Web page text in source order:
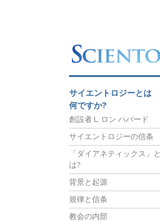
サイエントロジーとは
何ですか?
創設者 L. ロン ハバード
サイエントロジーの信条
「ダイアネティックス」と
は?
背景と起源
規律と信条
教会の内部